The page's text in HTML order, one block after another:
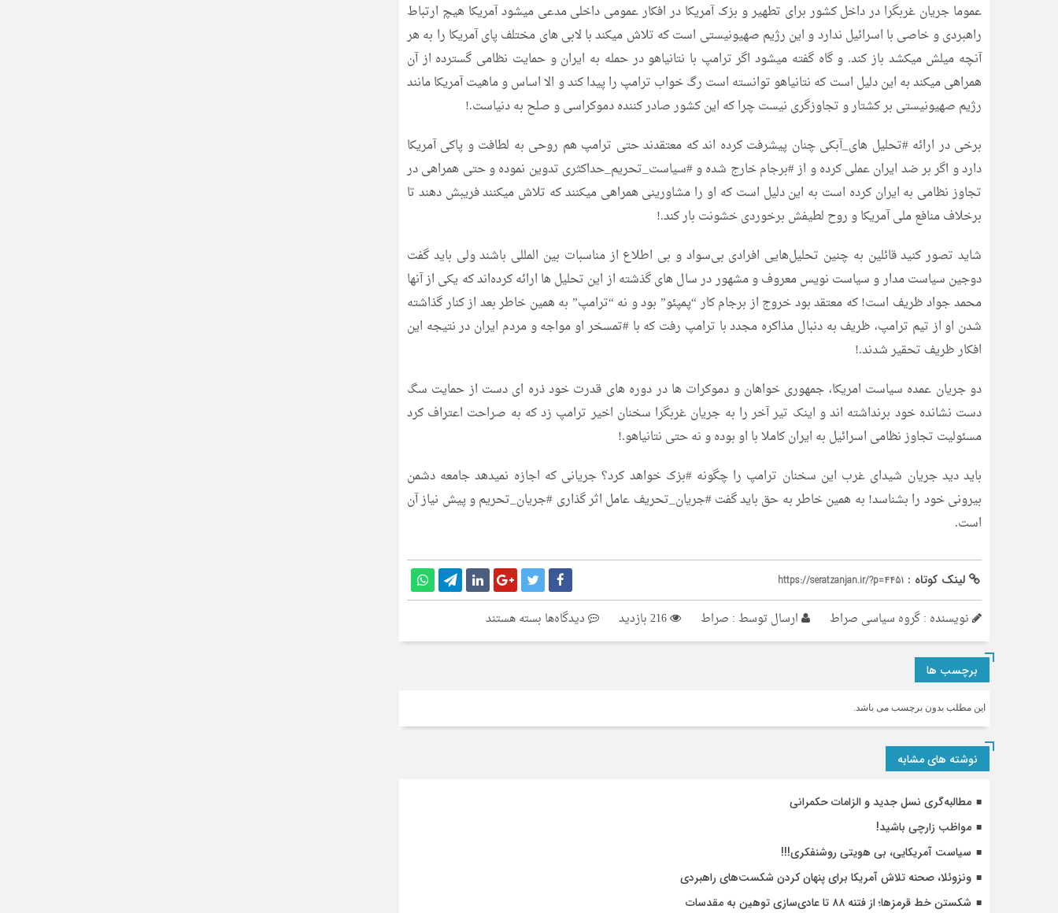
عموما جریان غربگرا در داخل کشور برای تطهیر و بزک آمریکا در افکار عمومی داخلی مدعی میشود آمریکا هیچ ارتباط
راهبردی و خاصی با اسرائیل ندارد و این رژیم صهیونیستی است که تلاش میکند با لابی های مختلف پای آمریکا را به هر
آنچه میلش میکشد باز کند. و گاه گفته میشود اگر ترامپ با نتانیاهو در حمله به ایران و حمایت نظامی گسترده از آن
همراهی میکند به این دلیل است که نتانیاهو توانسته است رگ خواب ترامپ را پیدا کند و الا اساس و ماهیت آمریکا مانند
رژیم صهیونیستی بر کشتار و تجاوزگری نیست چرا که این کشور صادر کننده دموکراسی و صلح به دنیاست.!
برخی در ارائه #تحلیل های_آبکی چنان پیشرفت کرده اند که معتقدند حتی ترامپ هم روحی به لطافت و پاکی آمریکا
دارد و اگر بر ضد ایران عملی کرده و از #برجام خارج شده و #سیاست_تحریم_حداکثری تدوین نموده و حتی همراهی در
تجاوز نظامی به ایران کرده است به این دلیل است که او را مشاورینی همراهی میکنند که تلاش میکنند فریبش دهند تا
برخلاف منافع ملی آمریکا و روح لطیفش برخوردی خشونت بار کند.!
شاید تصور کنید قائلین به چنین تحلیل‌هایی افرادی بی‌سواد و بی اطلاع از مناسبات بین المللی باشند ولی باید گفت
دوجین سیاست مدار و سیاست نویس معروف و مشهور در سال های گذشته از این تحلیل ها ارائه کرده‌اند که یکی از آنها
محمد جواد ظریف است! که معتقد بود خروج از برجام کار “پمپئو” بود و نه “ترامپ” به همین خاطر بعد از کنار گذاشته
شدن او از تیم ترامپ، ظریف به دنبال مذاکره مجدد با ترامپ رفت که با #تمسخر او مواجه و مردم ایران در نتیجه این
افکار ظریف تحقیر شدند.!
دو جریان عمده سیاست امریکا، جمهوری خواهان و دموکرات ها در دوره های قدرت خود ذره ای دست از حمایت سگ
دست نشانده خود برنداشته اند و اینک تیر آخر را به جریان غربگرا سخنان اخیر ترامپ زد که به صراحت اعتراف کرد
مسئولیت تجاوز نظامی اسرائیل به ایران کاملا با او بوده و نه حتی نتانیاهو.!
باید دید جریان شیدای غرب این سخنان ترامپ را چگونه #بزک خواهد کرد؟ جریانی که اجازه نمیدهد جامعه دشمن
بیرونی خود را بشناسد! به همین خاطر به حق باید گفت #جریان_تحریف عامل اثر گذاری #جریان_تحریم و پیش نیاز آن
است.
لینک کوتاه : https://seratzanjan.ir/?p=4451
نویسنده : گروه سیاسی صراط ارسال توسط : صراط دیدگاه‌ها برای
تحلیلی
بسته هستند
برچسب ها
این مطلب بدون برچسب می باشد.
نوشته های مشابه
مطالبه‌گری نسل جدید و الزامات حکمرانی
مواظب زارچی باشید!
سیاست آمریکایی، بی هویتی روشنفکری!!!
ونزوئلا، صحنه تلاش آمریکا برای پنهان کردن شکست‌های راهبردی
شکستن خط قرمزها؛ از فتنه ۸۸ تا عادی‌سازی توهین به مقدسات